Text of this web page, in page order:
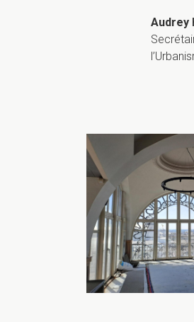
Audrey